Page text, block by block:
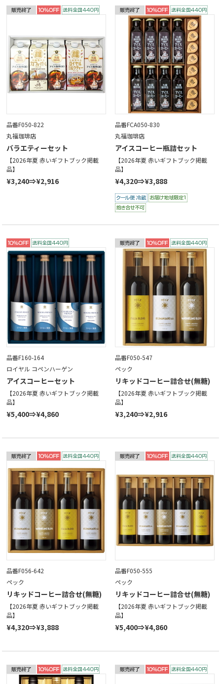
品番F050-822
丸福珈琲店
バラエティーセット
【2026年夏 赤いギフトブック掲載
品】
¥3,240⇒¥2,916
品番FCA050-830
丸福珈琲店
アイスコーヒー瓶詰セット
【2026年夏 赤いギフトブック掲載
品】
¥4,320⇒¥3,888
品番F160-164
ロイヤル コペンハーゲン
アイスコーヒーセット
【2026年夏 赤いギフトブック掲載
品】
¥5,400⇒¥4,860
品番F050-547
ペック
リキッドコーヒー詰合せ(無糖)
【2026年夏 赤いギフトブック掲載
品】
¥3,240⇒¥2,916
品番F056-642
ペック
リキッドコーヒー詰合せ(無糖)
【2026年夏 赤いギフトブック掲載
品】
¥4,320⇒¥3,888
品番F050-555
ペック
リキッドコーヒー詰合せ(無糖)
【2026年夏 赤いギフトブック掲載
品】
¥5,400⇒¥4,860